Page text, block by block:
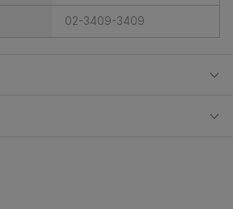
02-3409-3409